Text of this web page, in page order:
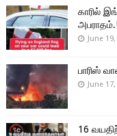
காரில்
June
பாரிஸ்
June
16